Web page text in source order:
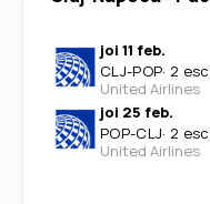
joi 11 feb.
CLJ-POP· 2
United Airlines
joi 25 feb.
POP-CLJ· 2
United Airlines